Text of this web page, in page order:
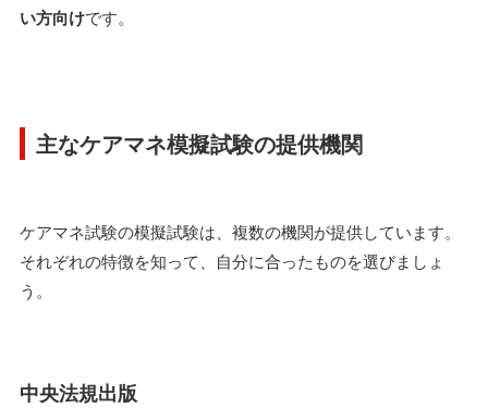
い方向けです。
主なケアマネ模擬試験の提供機関
ケアマネ試験の模擬試験は、複数の機関が提供しています。
それぞれの特徴を知って、自分に合ったものを選びましょ
う。
中央法規出版